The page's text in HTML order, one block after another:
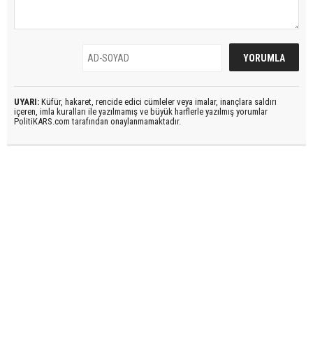
UYARI: Küfür, hakaret, rencide edici cümleler veya imalar, inançlara saldırı
içeren, imla kuralları ile yazılmamış ve büyük harflerle yazılmış yorumlar
PolitiKARS.com tarafından onaylanmamaktadır.